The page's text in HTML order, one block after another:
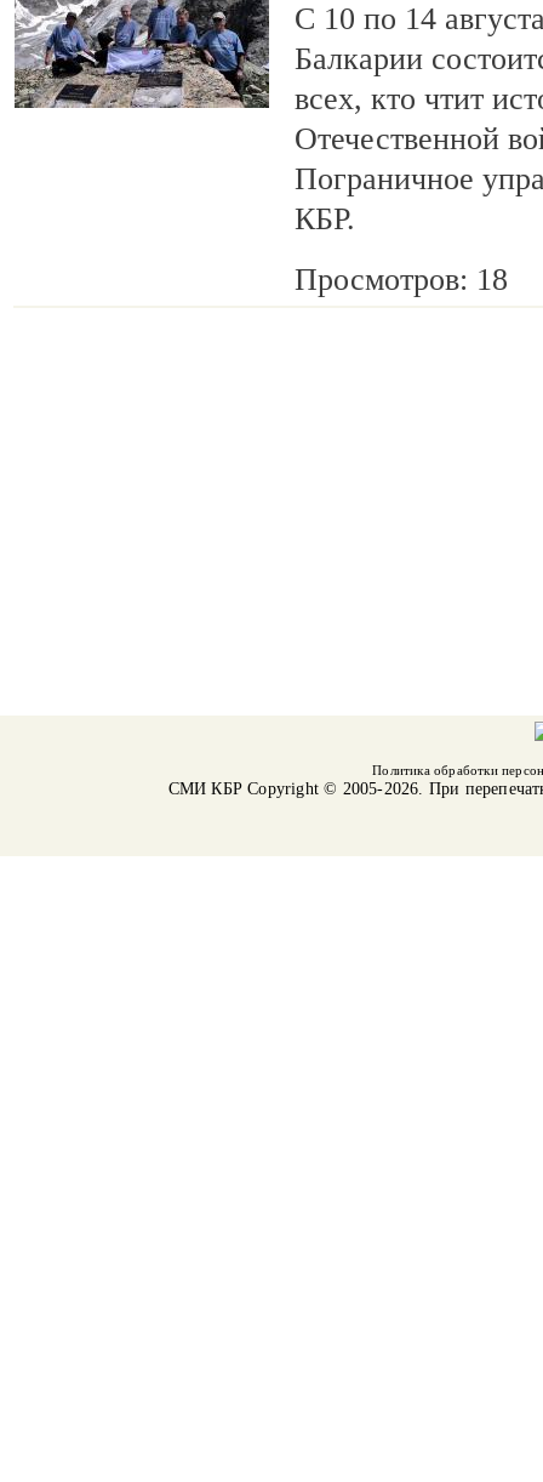
С 10 по 14
Балкарии
всех, кто чтит
Отечественной
Пограничное
КБР.
Просмотров: 18
Политика обработки
СМИ КБРCopyright © 2005-2026. При